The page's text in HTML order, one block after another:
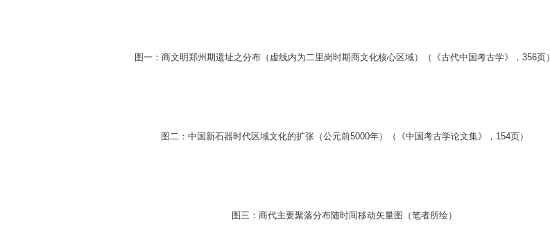
图一：商文明郑州期遗址之分布（虚线内为二里岗时期商文化核心区域）（《古代中国考古学》，356页）
图二：中国新石器时代区域文化的扩张（公元前5000年）（《中国考古学论文集》，154页）
图三：商代主要聚落分布随时间移动矢量图（笔者所绘）